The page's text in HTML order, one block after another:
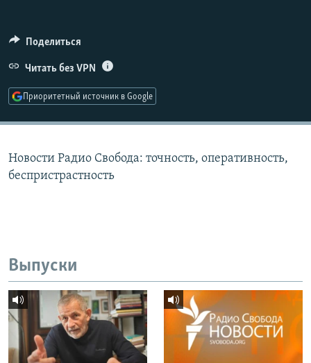
ПОДПИШИТЕСЬ НА РАССЫЛКУ
СОЦИАЛЬНЫЕ СЕТИ
Поделиться
Читать без VPN
Приоритетный источник в Google
Новости Радио Свобода: точность, оперативность,
беспристрастность
Выпуски